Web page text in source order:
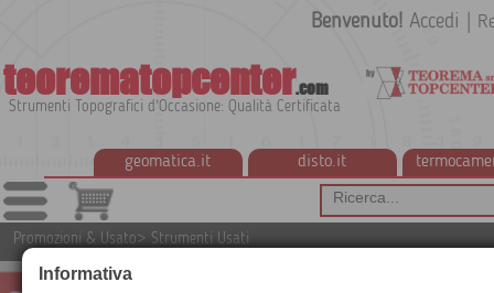
teorematopcenter.com
Strumenti Topografici d'Occasione: Qualità Certificata
geomatica.it disto.it
Benvenuto! Accedi
Promozioni & Usato> Strumenti Usati
Informativa